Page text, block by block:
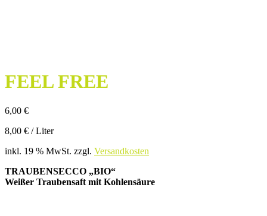
FEEL FREE
6,00 €
8,00 € /Liter
inkl. 19 % MwSt. zzgl. Versandkosten
TRAUBENSECCO „BIO“
Weißer Traubensaft mit Kohlensäure